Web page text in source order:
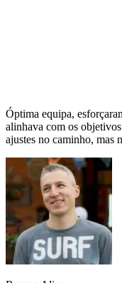
Óptima equipa,
alinhava com os
ajustes no caminho, mas